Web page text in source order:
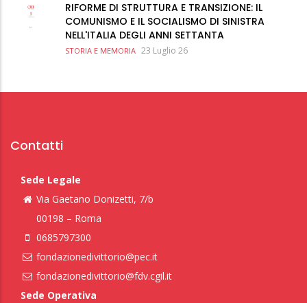
RIFORME DI STRUTTURA E TRANSIZIONE: IL
COMUNISMO E IL SOCIALISMO DI SINISTRA
NELL'ITALIA DEGLI ANNI SETTANTA
STORIA E MEMORIA 23 Luglio 26
Contatti
Sede Legale
Via Gaetano Donizetti, 7/b
00198 – Roma
0685797300
fondazionedivittorio@pec.it
fondazionedivittorio@fdv.cgil.it
Sede Operativa